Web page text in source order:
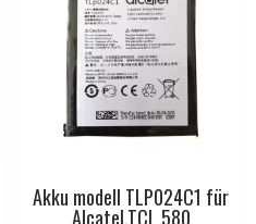
Akku modell TLP024C1 für
Alcatel,TCL 580